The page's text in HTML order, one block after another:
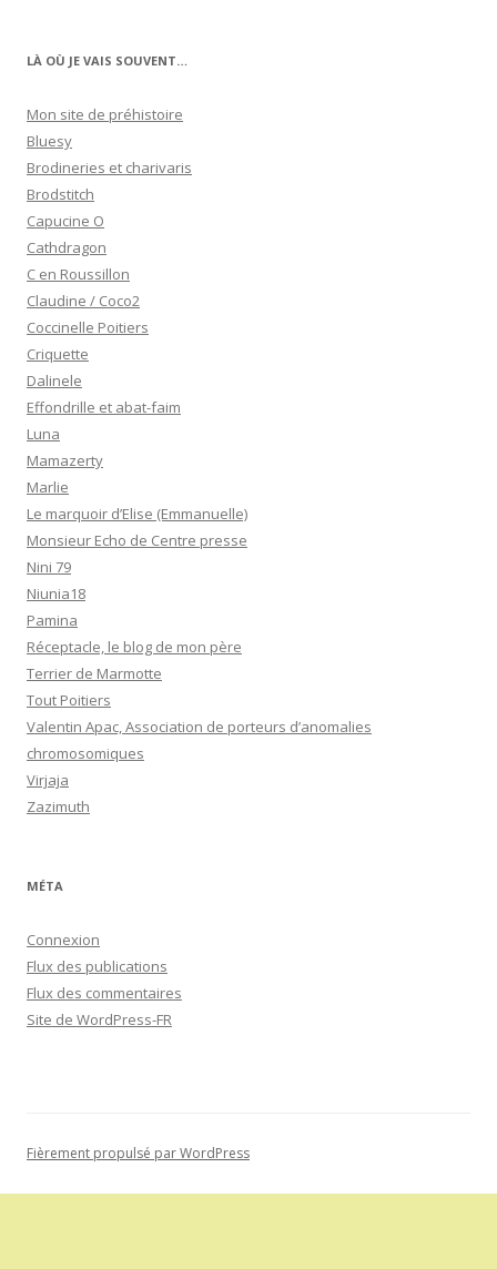
LÀ OÙ JE VAIS SOUVENT…
Mon site de préhistoire
Bluesy
Brodineries et charivaris
Brodstitch
Capucine O
Cathdragon
C en Roussillon
Claudine / Coco2
Coccinelle Poitiers
Criquette
Dalinele
Effondrille et abat-faim
Luna
Mamazerty
Marlie
Le marquoir d’Elise (Emmanuelle)
Monsieur Echo de Centre presse
Nini 79
Niunia18
Pamina
Réceptacle, le blog de mon père
Terrier de Marmotte
Tout Poitiers
Valentin Apac, Association de porteurs d’anomalies
chromosomiques
Virjaja
Zazimuth
MÉTA
Connexion
Flux des publications
Flux des commentaires
Site de WordPress-FR
Fièrement propulsé par WordPress